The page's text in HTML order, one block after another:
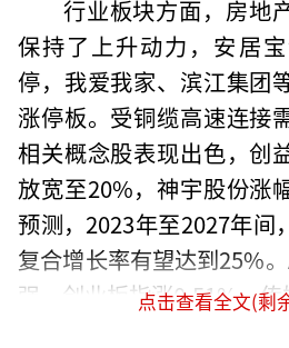
行业板块方面，房地
保持了上升动力，安居
停，我爱我家、滨江集团
涨停板。受铜缆高速连接
相关概念股表现出色，创
放宽至20%，神宇股份涨
预测，2023年至2027年间
复合增长率有望达到25%
强，创业板指涨0.51%，传
点击查看全文(剩